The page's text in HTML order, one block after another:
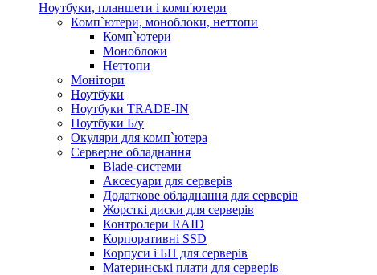
Ноутбуки, планшети і комп'ютери
Комп`ютери, моноблоки, неттопи
Комп`ютери
Моноблоки
Неттопи
Монітори
Ноутбуки
Ноутбуки TRADE-IN
Ноутбуки Б/у
Окуляри для комп`ютера
Серверне обладнання
Blade-системи
Аксесуари для серверів
Додаткове обладнання для серверів
Жорсткі диски для серверів
Контролери RAID
Корпоративні SSD
Корпуси і БП для серверів
Материнські плати для серверів